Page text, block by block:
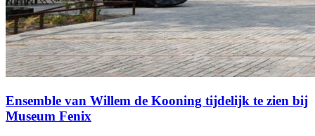
Ensemble van Willem de Kooning tijdelijk te zien bij
Museum Fenix